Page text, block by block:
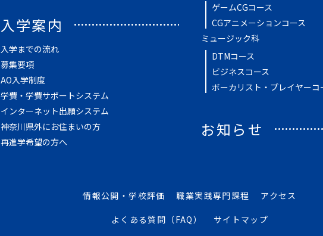
ゲームCGコース
CGアニメーションコース
ミュージック科
DTMコース
ビジネスコース
ボーカリスト・プレイヤーコ
入学案内
入学までの流れ
募集要項
AO入学制度
学費・学費サポートシステム
インターネット出願システム
神奈川県外にお住まいの方
再進学希望の方へ
お知らせ
情報公開・学校評価 職業実践専門課程
アクセス
よくある質問（FAQ）
サイトマップ